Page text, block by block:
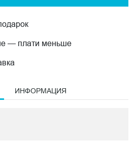
— плати меньше
ИНФОРМАЦИЯ